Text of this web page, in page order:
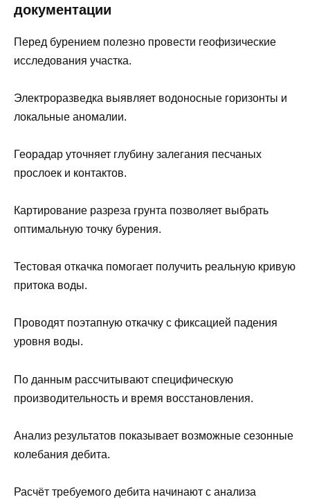
документации
Перед бурением полезно провести геофизические
исследования участка.
Электроразведка выявляет водоносные горизонты и
локальные аномалии.
Георадар уточняет глубину залегания песчаных
прослоек и контактов.
Картирование разреза грунта позволяет выбрать
оптимальную точку бурения.
Тестовая откачка помогает получить реальную кривую
притока воды.
Проводят поэтапную откачку с фиксацией падения
уровня воды.
По данным рассчитывают специфическую
производительность и время восстановления.
Анализ результатов показывает возможные сезонные
колебания дебита.
Расчёт требуемого дебита начинают с анализа